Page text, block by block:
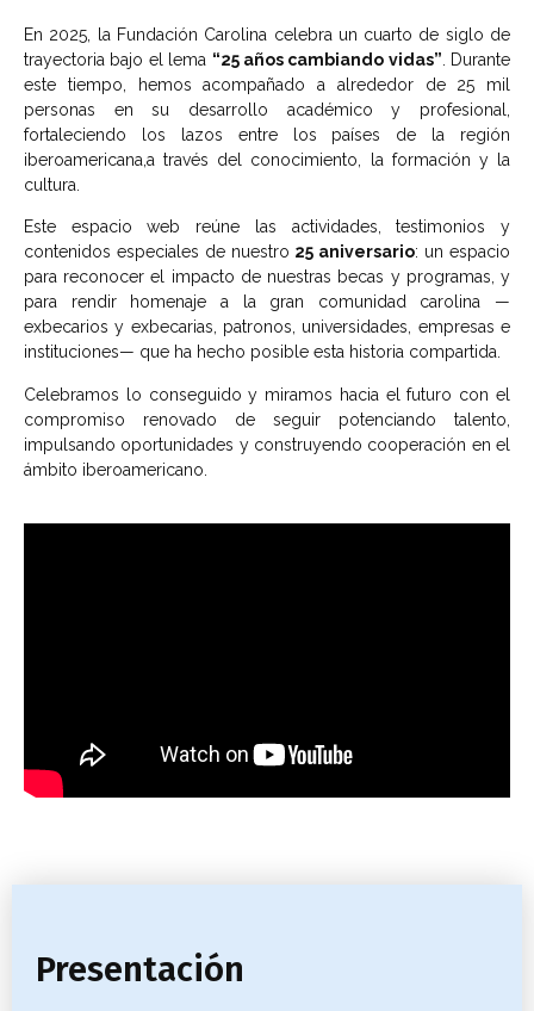
En 2025, la Fundación Carolina celebra un cuarto de siglo de
trayectoria bajo el lema “25 años cambiando vidas” . Durante
este tiempo, hemos acompañado a alrededor de 25 mil
personas en su desarrollo académico y profesional,
fortaleciendo los lazos entre los países de la región
iberoamericana,a través del conocimiento, la formación y la
cultura.
Este espacio web reúne las actividades, testimonios y
contenidos especiales de nuestro 25 aniversario: un espacio
para reconocer el impacto de nuestras becas y programas, y
para rendir homenaje a la gran comunidad carolina —
exbecarios y exbecarias, patronos, universidades, empresas e
instituciones— que ha hecho posible esta historia compartida.
Celebramos lo conseguido y miramos hacia el futuro con el
compromiso renovado de seguir potenciando talento,
impulsando oportunidades y construyendo cooperación en el
ámbito iberoamericano.
Presentación